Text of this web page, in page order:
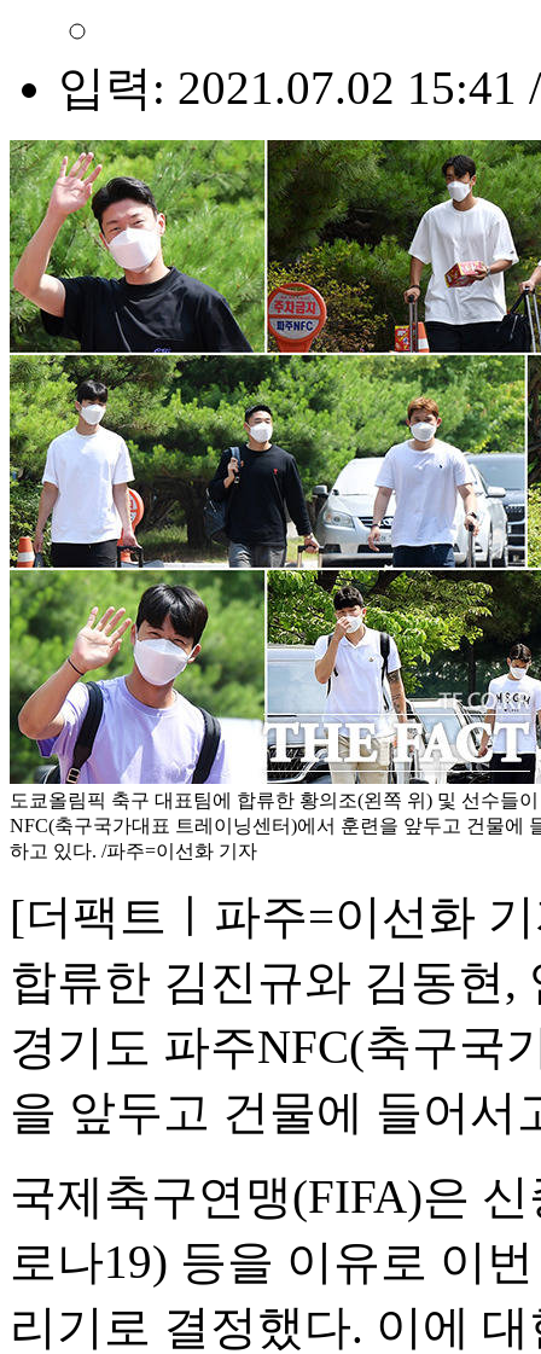
입력: 2021.07.02 15:41
도쿄올림픽 축구 대표팀에 합류한 황의조(왼쪽 위) 및 선수들
NFC(축구국가대표 트레이닝센터)에서 훈련을 앞두고 건물에
하고 있다. /파주=이선화 기자
[더팩트ㅣ파주=이선화
합류한 김진규와 김동현,
경기도 파주NFC(축구국
을 앞두고 건물에 들어서
국제축구연맹(FIFA)은
로나19) 등을 이유로 이
리기로 결정했다. 이에